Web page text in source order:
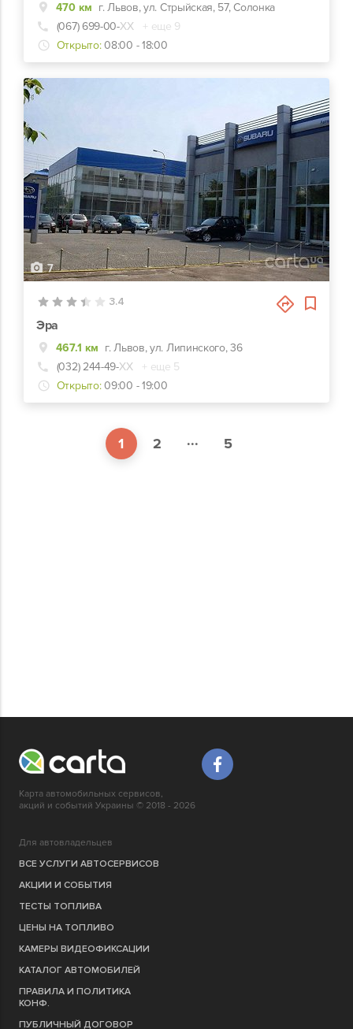
470 км г. Львов, ул. Стрыйская, 57, Солонка
(067) 699-00-ХХ
+ еще 9
Открыто: 08:00 - 18:00
7
3.4
Эра
467.1 км г. Львов, ул. Липинского, 36
(032) 244-49-ХХ
+ еще 5
Открыто: 09:00 - 19:00
1 2 ... 5
Карта автомобильных сервисов,
акций и событий Украины © 2018 - 2026
Для автовладельцев
ВСЕ УСЛУГИ АВТОСЕРВИСОВ
АКЦИИ И СОБЫТИЯ
ТЕСТЫ ТОПЛИВА
ЦЕНЫ НА ТОПЛИВО
КАМЕРЫ ВИДЕОФИКСАЦИИ
КАТАЛОГ АВТОМОБИЛЕЙ
ПРАВИЛА И ПОЛИТИКА
КОНФ.
ПУБЛИЧНЫЙ ДОГОВОР